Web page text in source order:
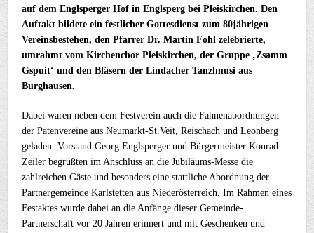
auf dem Englsperger Hof in Englsperg bei Pleiskirchen. Den
Auftakt bildete ein festlicher Gottesdienst zum 80jährigen
Vereinsbestehen, den Pfarrer Dr. Martin Fohl zelebrierte,
umrahmt vom Kirchenchor Pleiskirchen, der Gruppe ‚Zsamm
Gspuit‘ und den Bläsern der Lindacher Tanzlmusi aus
Burghausen.
Dabei waren neben dem Festverein auch die Fahnenabordnungen
der Patenvereine aus Neumarkt-St.Veit, Reischach und Leonberg
geladen. Vorstand Georg Englsperger und Bürgermeister Konrad
Zeiler begrüßten im Anschluss an die Jubiläums-Messe die
zahlreichen Gäste und besonders eine stattliche Abordnung der
Partnergemeinde Karlstetten aus Niederösterreich. Im Rahmen eines
Festaktes wurde dabei an die Anfänge dieser Gemeinde-
Partnerschaft vor 20 Jahren erinnert und mit Geschenken und